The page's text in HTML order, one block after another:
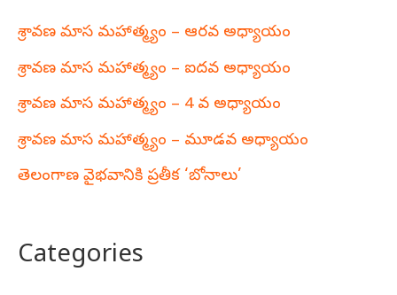
శ్రావణ మాస మహాత్మ్యం – ఆరవ అధ్యాయం
శ్రావణ మాస మహాత్మ్యం – ఐదవ అధ్యాయం
శ్రావణ మాస మహాత్మ్యం – 4 వ అధ్యాయం
శ్రావణ మాస మహాత్మ్యం – మూడవ అధ్యాయం
తెలంగాణ వైభవానికి ప్రతీక ‘బోనాలు’
Categories